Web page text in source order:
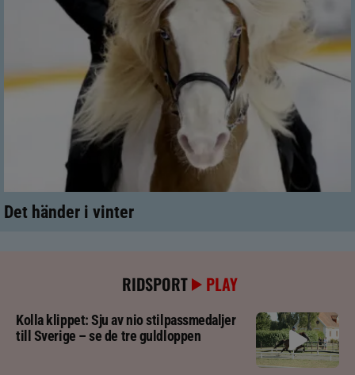
Det händer i vinter
RIDSPORT PLAY
Kolla klippet: Sju av nio stilpassmedaljer
till Sverige – se de tre guldloppen